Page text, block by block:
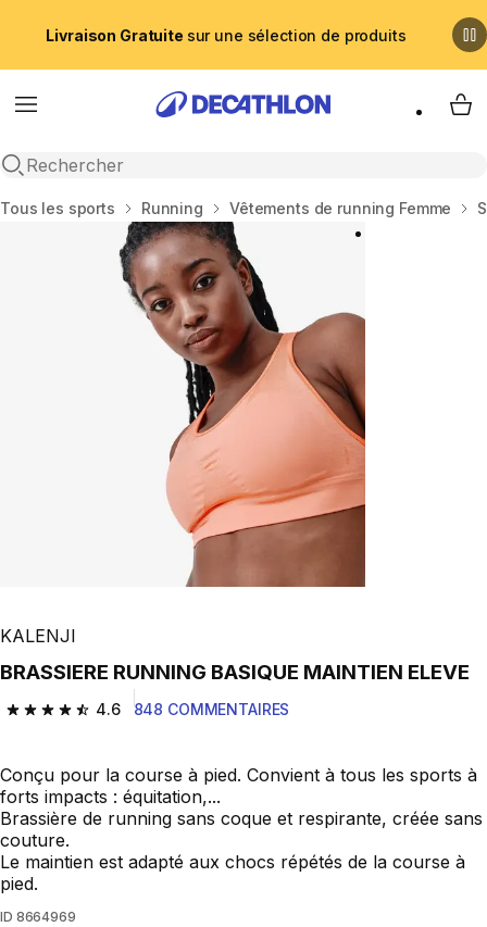
Livraison Gratuite sur une sélection de produits
Menu
Recherche ouverte
My
Accueil
Tous les sports Running Vêtements de running Femme
KALENJI
BRASSIERE RUNNING BASIQUE MAINTIEN ELEVE
4.6
4.6 out of 5 stars from 848 reviews
848 COMMENTAIRES
Conçu pour la course à pied. Convient à tous les sports à
forts impacts : équitation,...
Brassière de running sans coque et respirante, créée sans
couture.
Le maintien est adapté aux chocs répétés de la course à
pied.
ID 8664969